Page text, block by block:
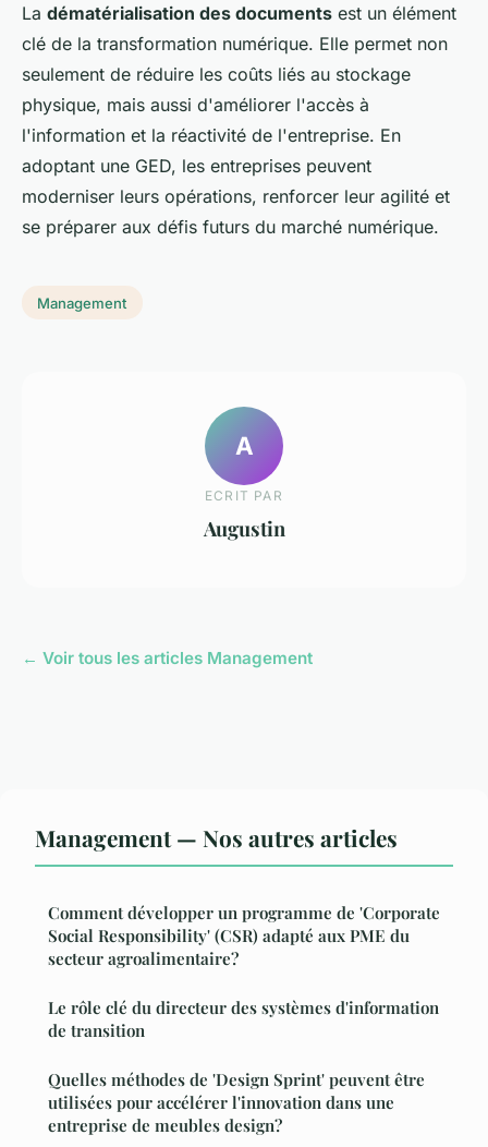
La dématérialisation des documents est un élément
clé de la transformation numérique. Elle permet non
seulement de réduire les coûts liés au stockage
physique, mais aussi d'améliorer l'accès à
l'information et la réactivité de l'entreprise. En
adoptant une GED, les entreprises peuvent
moderniser leurs opérations, renforcer leur agilité et
se préparer aux défis futurs du marché numérique.
Management
A
ECRIT PAR
Augustin
← Voir tous les articles Management
Management — Nos autres articles
Comment développer un programme de 'Corporate
Social Responsibility' (CSR) adapté aux PME du
secteur agroalimentaire?
Le rôle clé du directeur des systèmes d'information
de transition
Quelles méthodes de 'Design Sprint' peuvent être
utilisées pour accélérer l'innovation dans une
entreprise de meubles design?